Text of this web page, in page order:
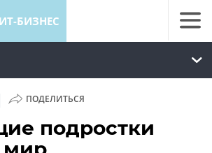
ИТ-БИЗНЕС
ПОДЕЛИТЬСЯ
подростки